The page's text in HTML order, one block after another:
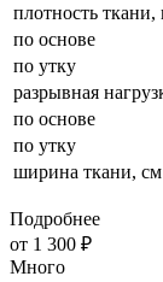
плотность ткани,
по основе
по утку
разрывная
по основе
по утку
ширина ткани, см
Подробнее
от 1 300 ₽
Много